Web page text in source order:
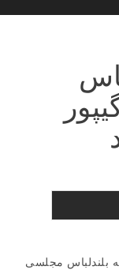
۲۰۱۷ گیپور
دخترانه بلندلباس مجلسی